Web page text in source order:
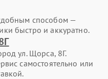
способом —
быстро и аккуратно.
ул. Щорса, 8Г.
самостоятельно или